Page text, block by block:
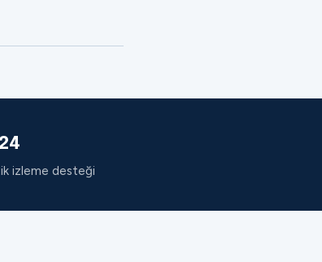
izleme desteği